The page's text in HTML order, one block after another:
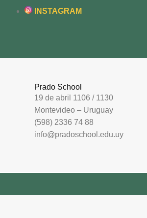
INSTAGRAM
Prado School
19 de abril 1106 / 1130
Montevideo – Uruguay
(598) 2336 74 88
info@pradoschool.edu.uy